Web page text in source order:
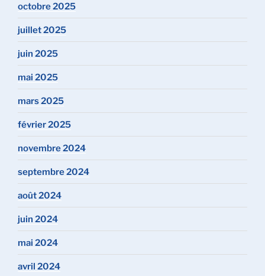
octobre 2025
juillet 2025
juin 2025
mai 2025
mars 2025
février 2025
novembre 2024
septembre 2024
août 2024
juin 2024
mai 2024
avril 2024